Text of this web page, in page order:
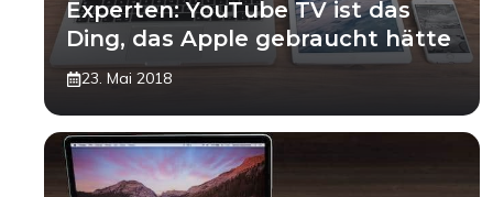
Experten: YouTube TV ist das
Ding, das Apple gebraucht hätte
23. Mai 2018